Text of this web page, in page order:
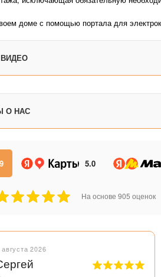
доме с помощью портала для
О НАС
5.0
На основе 905 оценок
августа 2026